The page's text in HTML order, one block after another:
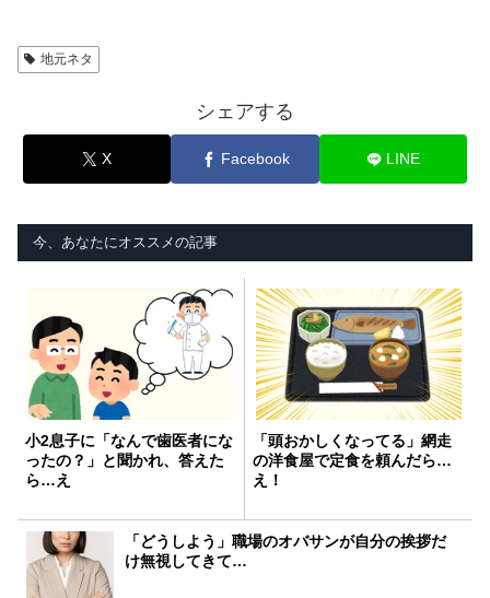
地元ネタ
シェアする
X Facebook LINE
今、あなたにオススメの記事
小2息子に「なんで歯医者にな
ったの？」と聞かれ、答えた
ら…え
「頭おかしくなってる」網走
の洋食屋で定食を頼んだら…
え！
「どうしよう」職場のオバサンが自分の挨拶だ
け無視してきて…